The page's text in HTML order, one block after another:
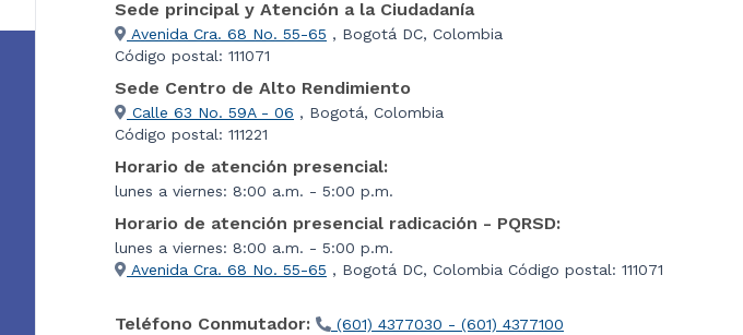
Sede principal y Atención a la Ciudadanía
Avenida Cra. 68 No. 55-65 , Bogotá DC, Colombia
Código postal: 111071
Sede Centro de Alto Rendimiento
Calle 63 No. 59A - 06 , Bogotá, Colombia
Código postal: 111221
Horario de atención presencial:
lunes a viernes: 8:00 a.m. - 5:00 p.m.
Horario de atención presencial radicación - PQRSD:
lunes a viernes: 8:00 a.m. - 5:00 p.m.
Avenida Cra. 68 No. 55-65 , Bogotá DC, Colombia Código postal: 111071
Teléfono Conmutador: (601) 4377030 - (601) 4377100